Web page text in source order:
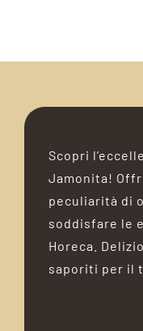
Scopri
Jamonita!
peculiarità di
soddisfare le
Horeca.
saporiti per il